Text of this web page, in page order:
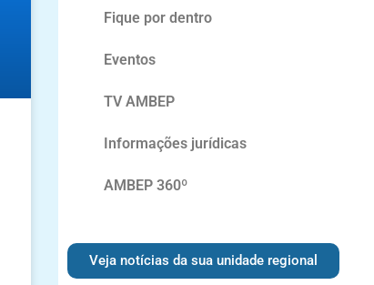
Fique por dentro
Eventos
TV AMBEP
Informações jurídicas
AMBEP 360º
Veja notícias da sua unidade regional